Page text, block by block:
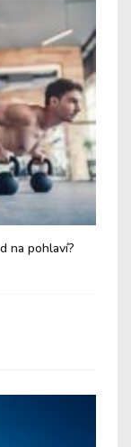
na pohlaví?